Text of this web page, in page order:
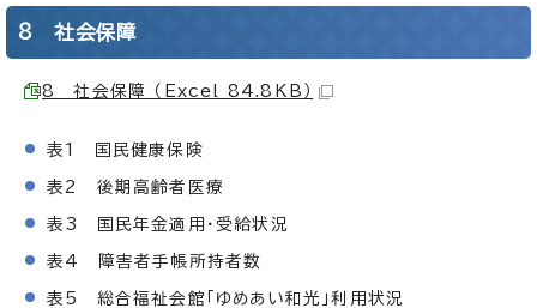
8 社会保障
8 社会保障 （Excel 84.8KB）
表1 国民健康保険
表2 後期高齢者医療
表3 国民年金適用・受給状況
表4 障害者手帳所持者数
表5 総合福祉会館「ゆめあい和光」利用状況